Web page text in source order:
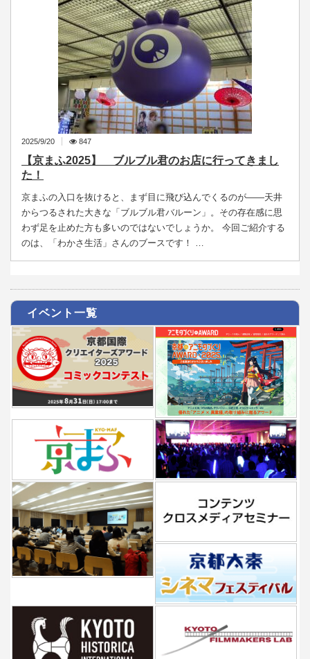
2025/9/20 847
【京まふ2025】 ブルブル君のお店に行ってきまし
た！
京まふの入口を抜けると、まず目に飛び込んでくるのが――天井
からつるされた大きな「ブルブル君バルーン」。その存在感に思
わず足を止めた方も多いのではないでしょうか。 今回ご紹介する
のは、「わかさ生活」さんのブースです！ …
イベント一覧